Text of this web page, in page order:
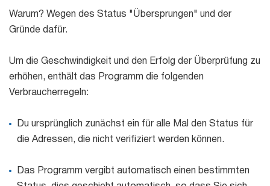
Warum? Wegen des Status "Übersprungen" und der
Gründe dafür.
Um die Geschwindigkeit und den Erfolg der Überprüfung zu
erhöhen, enthält das Programm die folgenden
Verbraucherregeln:
Du ursprünglich zunächst ein für alle Mal den Status für
die Adressen, die nicht verifiziert werden können.
Das Programm vergibt automatisch einen bestimmten